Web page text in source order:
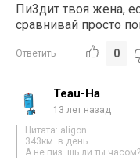
Пи3дит твоя жена,
сравнивай просто
Ответить 0
Teau-Ha
13 лет назад
Цитата: aligon
343км. в день
А не пиз..шь ли ты часом?